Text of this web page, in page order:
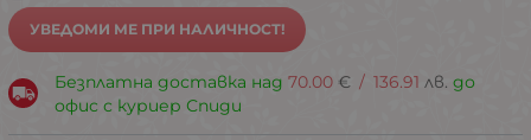
УВЕДОМИ МЕ ПРИ НАЛИЧНОСТ!
Безплатна доставка над 70.00 € / 136.91 лв. до
офис с куриер Спиди